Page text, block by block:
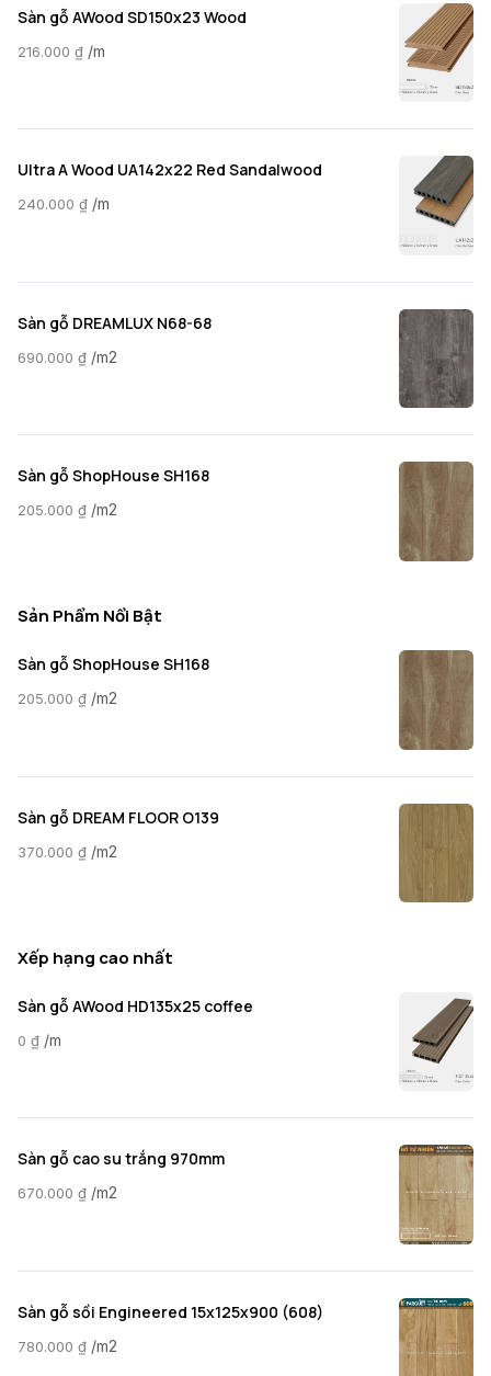
Sàn gỗ AWood SD150x23 Wood
216.000 ₫ /m
Ultra A Wood UA142x22 Red Sandalwood
240.000 ₫ /m
Sàn gỗ DREAMLUX N68-68
690.000 ₫ /m2
Sàn gỗ ShopHouse SH168
205.000 ₫ /m2
Sản Phẩm Nổi Bật
Sàn gỗ ShopHouse SH168
205.000 ₫ /m2
Sàn gỗ DREAM FLOOR O139
370.000 ₫ /m2
Xếp hạng cao nhất
Sàn gỗ AWood HD135x25 coffee
0 ₫ /m
Sàn gỗ cao su trắng 970mm
670.000 ₫ /m2
Sàn gỗ sồi Engineered 15x125x900 (608)
780.000 ₫ /m2